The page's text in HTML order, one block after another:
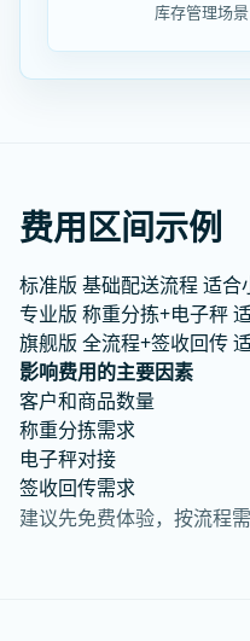
库存管理场景
费用区间示例
标准版 基础配送流程 适合
专业版 称重分拣+电子秤
旗舰版 全流程+签收回传
影响费用的主要因素
客户和商品数量
称重分拣需求
电子秤对接
签收回传需求
建议先免费体验，按流程